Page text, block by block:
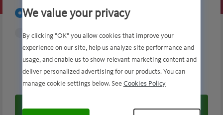
1 年 $34.99
2 年 $125.99
$34.99 / 首年
$70.99
We value your privacy
By clicking "OK" you allow cookies that improve your
experience on our site, help us analyze site performance and
usage, and enable us to show relevant marketing content and
deliver personalized advertising for our products. You can
manage cookie settings below. See Cookies Policy